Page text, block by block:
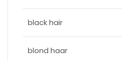
black hair
blond haar